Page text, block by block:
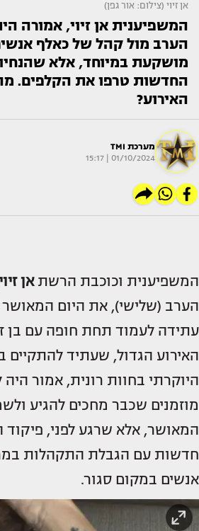
אן זיוי (צילום: אור גפן)
המשפיענית אן זיוי, אמורה
הערב מול קהל של כאלף
מושקעת במיוחד, אלא
החדשות טרפו את הקלפים.
האירוע?
מערכת TMI
01/10/2024 | 15:17
המשפיענית וכוכבת הרשתאן
הערב (שלישי), את היום המאושר
עתידה לעמוד תחת חופה עם בן
האירוע הגדול, שעתיד להתקיים
היוקרתי בחוות רונית, אמור היה
מוזמנים שכבר מחכים להגיע
המאושר, אלא שרגע לפני, פיקוד
אנשים במקום סגור.